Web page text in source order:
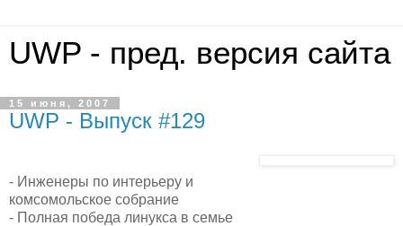
UWP - пред. версия сайта
15 июня, 2007
UWP - Выпуск #129
- Инженеры по интерьеру и
комсомольское собрание
- Полная победа линукса в семье